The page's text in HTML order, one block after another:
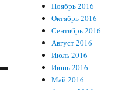
Ноябрь 2016
Октябрь 2016
Сентябрь 2016
Август 2016
Июль 2016
Июнь 2016
Май 2016